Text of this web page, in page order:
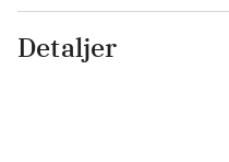
Detaljer